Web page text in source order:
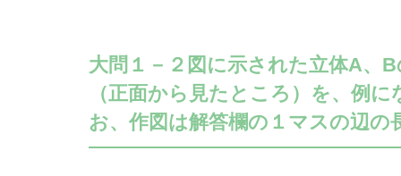
大問１－２図に示された立体A、
（正面から見たところ）を、例
お、作図は解答欄の１マスの辺の